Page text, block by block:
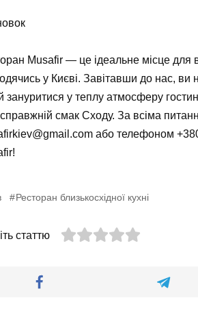
Musafir — це ідеальне місце для
у Києві. Завітавши до нас,
зануритися у теплу атмосферу
справжній смак Сходу. За всіма
або телефоном
Ресторан близькосхідної кухні
статтю